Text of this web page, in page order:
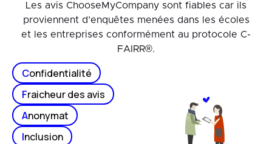
Les avis ChooseMyCompany sont fiables car ils
proviennent d’enquêtes menées dans les écoles
et les entreprises conformément au protocole C-
FAIRR®.
Confidentialité
Fraicheur des avis
Anonymat
Inclusion